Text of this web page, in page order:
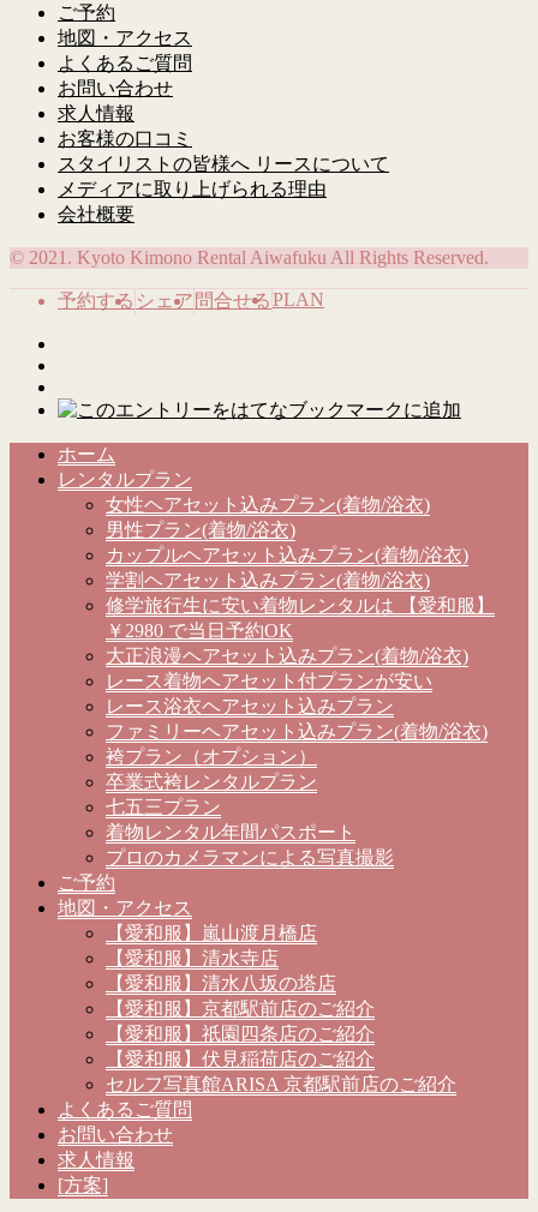
ご予約
地図・アクセス
よくあるご質問
お問い合わせ
求人情報
お客様の口コミ
スタイリストの皆様へ リースについて
メディアに取り上げられる理由
会社概要
© 2021. Kyoto Kimono Rental Aiwafuku All Rights Reserved.
予約する シェア 問合せるPLAN
ホーム
レンタルプラン
女性ヘアセット込みプラン(着物/浴衣)
男性プラン(着物/浴衣)
カップルヘアセット込みプラン(着物/浴衣)
学割ヘアセット込みプラン(着物/浴衣)
修学旅行生に安い着物レンタルは 【愛和服】
￥2980 で当日予約OK
大正浪漫ヘアセット込みプラン(着物/浴衣)
レース着物ヘアセット付プランが安い
レース浴衣ヘアセット込みプラン
ファミリーヘアセット込みプラン(着物/浴衣)
袴プラン（オプション）
卒業式袴レンタルプラン
七五三プラン
着物レンタル年間パスポート
プロのカメラマンによる写真撮影
ご予約
地図・アクセス
【愛和服】嵐山渡月橋店
【愛和服】清水寺店
【愛和服】清水八坂の塔店
【愛和服】京都駅前店のご紹介
【愛和服】祇園四条店のご紹介
【愛和服】伏見稲荷店のご紹介
セルフ写真館ARISA 京都駅前店のご紹介
よくあるご質問
お問い合わせ
求人情報
[方案]